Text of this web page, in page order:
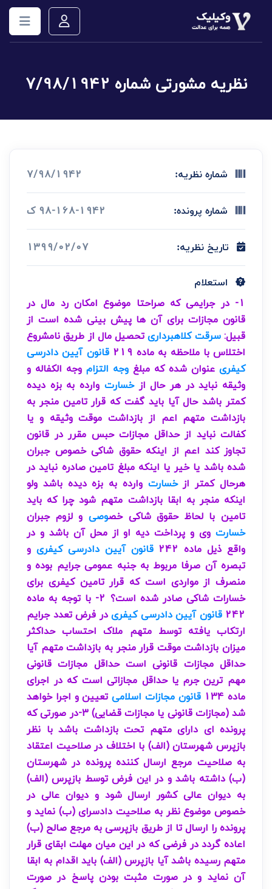
نظریه مشورتی شماره 7/98/1942
شماره نظریه: 7/98/1942
شماره پرونده: 98-168-1942 ک
تاریخ نظریه: 1399/02/07
استعلام
1- در جرایمی که صراحتا موضوع امکان رد مال در
قانون مجازات برای آن ها پیش بینی شده است از
قبیل:سرقتکلاهبرداریتحصیل مال از طریق نامشروع
اختلاس با ملاحظه به ماده 219
قانون آیین دادرسی
کیفری عنوان شده که مبلغ وجه التزام وجه الکفاله و
وثیقه نباید در هر حال ازخسارت وارده به بزه دیده
کمتر باشد حال آیا باید گفت که قرار تامین منجر به
بازداشت متهم اعم از بازداشت موقت وثیقه و یا
کفالت نباید از حداقل مجازات حبس مقرر در قانون
تجاوز کند اعم از اینکه حقوق شاکی خصوص جبران
شده باشد یا خیر یا اینکه مبلغ تامین صادره نباید در
هرحال کمتر ازخسارت وارده به بزه دیده باشد ولو
اینکه منجر به ابقا بازداشت متهم شود چرا که باید
تامین با لحاظ حقوق شاکی خصوصی و لزوم جبران
خسارت وی و پرداخت دیه او از محل آن باشد و در
واقع ذیل ماده 242
قانون آیین دادرسی کیفری و
تبصره آن صرفا مربوط به جنبه عمومی جرایم بوده و
منصرف از مواردی است که قرار تامین کیفری برای
خسارات شاکی صادر شده است؟ 2- با توجه به ماده
242 قانون آیین دادرسی کیفریدر فرض تعدد جرایم
ارتکاب یافته توسط متهم ملاک احتساب حداکثر
میزان بازداشت موقت قرار منجر به بازداشت متهم آیا
حداقل مجازات قانونی است حداقل مجازات قانونی
مهم ترین جرم یا حداقل مجازاتی است که در اجرای
ماده 134
قانون مجازات اسلامیتعیین و اجرا خواهد
شد (مجازات قانونی یا مجازات قضایی) 3-در صورتی که
پرونده ای دارای متهم تحت بازداشت باشد با نظر
بازپرس شهرستان (الف) با اختلاف در صلاحیت اعتقاد
به صلاحیت مرجع ارسال کننده پرونده در شهرستان
(ب) داشته باشد و در این فرض توسط بازپرس (الف)
به دیوان عالی کشور ارسال شود و دیوان عالی در
خصوص موضوع نظر به صلاحیت دادسرای (ب) نماید و
پرونده را ارسال تا از طریق بازپرسی به مرجع صالح (ب)
اعاده گردد در فرضی که در این میان مهلت ابقای قرار
متهم رسیده باشد آیا بازپرس (الف) باید اقدام به ابقا
آن نماید و در صورت مثبت بودن پاسخ در صورت